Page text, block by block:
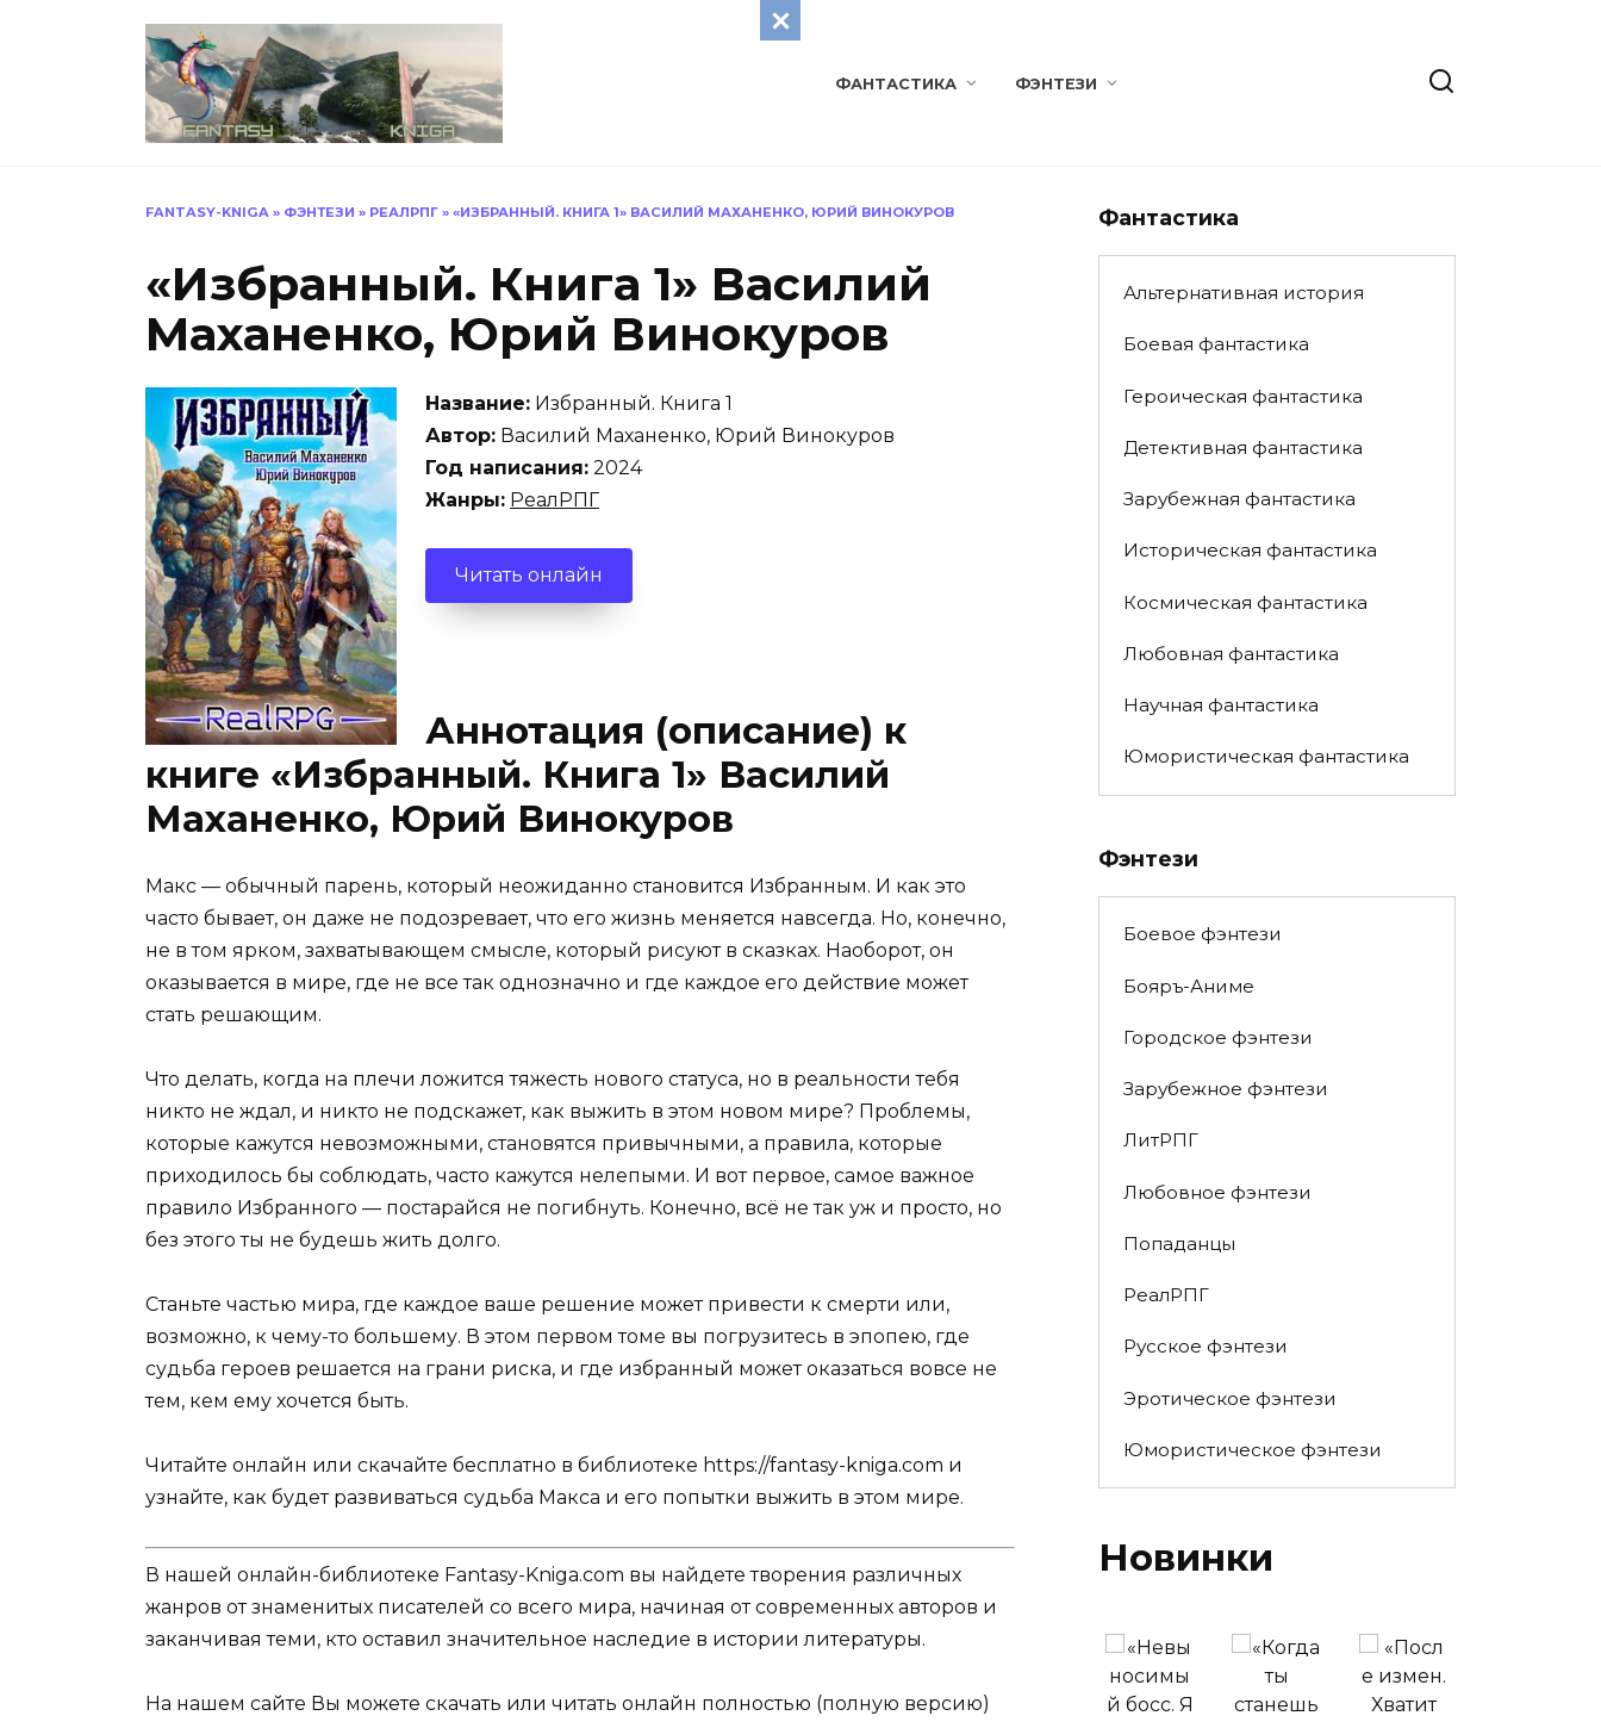
ФАНТАСТИКА ФЭНТЕЗИ
FANTASY-KNIGA » ФЭНТЕЗИ » РЕАЛРПГ » «ИЗБРАННЫЙ. КНИГА 1» ВАСИЛИЙ МАХАНЕНКО, ЮРИЙ ВИНОКУРОВ
«Избранный. Книга 1» Василий
Маханенко, Юрий Винокуров
Название: Избранный. Книга 1
Автор: Василий Маханенко, Юрий Винокуров
Год написания: 2024
Жанры: РеалРПГ
Читать онлайн
Аннотация (описание) к
книге «Избранный. Книга 1» Василий
Маханенко, Юрий Винокуров
Макс — обычный парень, который неожиданно становится Избранным. И как это
часто бывает, он даже не подозревает, что его жизнь меняется навсегда. Но, конечно,
не в том ярком, захватывающем смысле, который рисуют в сказках. Наоборот, он
оказывается в мире, где не все так однозначно и где каждое его действие может
стать решающим.
Что делать, когда на плечи ложится тяжесть нового статуса, но в реальности тебя
никто не ждал, и никто не подскажет, как выжить в этом новом мире? Проблемы,
которые кажутся невозможными, становятся привычными, а правила, которые
приходилось бы соблюдать, часто кажутся нелепыми. И вот первое, самое важное
правило Избранного — постарайся не погибнуть. Конечно, всё не так уж и просто, но
без этого ты не будешь жить долго.
Станьте частью мира, где каждое ваше решение может привести к смерти или,
возможно, к чему-то большему. В этом первом томе вы погрузитесь в эпопею, где
судьба героев решается на грани риска, и где избранный может оказаться вовсе не
тем, кем ему хочется быть.
Читайте онлайн или скачайте бесплатно в библиотеке https://fantasy-kniga.com и
узнайте, как будет развиваться судьба Макса и его попытки выжить в этом мире.
В нашей онлайн-библиотеке Fantasy-Kniga.com вы найдете творения различных
жанров от знаменитых писателей со всего мира, начиная от современных авторов и
заканчивая теми, кто оставил значительное наследие в истории литературы.
На нашем сайте Вы можете скачать или читать онлайн полностью (полную версию)
Фантастика
Альтернативная история
Боевая фантастика
Героическая фантастика
Детективная фантастика
Зарубежная фантастика
Историческая фантастика
Космическая фантастика
Любовная фантастика
Научная фантастика
Юмористическая фантастика
Фэнтези
Боевое фэнтези
Бояръ-Аниме
Городское фэнтези
Зарубежное фэнтези
ЛитРПГ
Любовное фэнтези
Попаданцы
РеалРПГ
Русское фэнтези
Эротическое фэнтези
Юмористическое фэнтези
Новинки